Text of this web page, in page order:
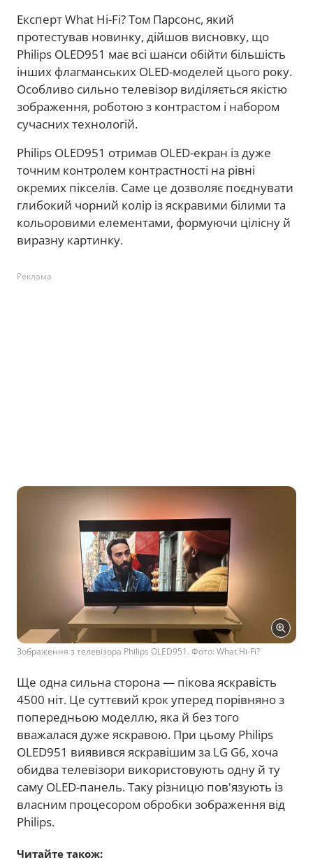
Експерт What Hi-Fi? Том Парсонс, який
протестував новинку, дійшов висновку, що
Philips OLED951 має всі шанси обійти більшість
інших флагманських OLED-моделей цього року.
Особливо сильно телевізор виділяється якістю
зображення, роботою з контрастом і набором
сучасних технологій.
Philips OLED951 отримав OLED-екран із дуже
точним контролем контрастності на рівні
окремих пікселів. Саме це дозволяє поєднувати
глибокий чорний колір із яскравими білими та
кольоровими елементами, формуючи цілісну й
виразну картинку.
Реклама
Зображення з телевізора Philips OLED951. Фото: What Hi-Fi?
Ще одна сильна сторона — пікова яскравість
4500 ніт. Це суттєвий крок уперед порівняно з
попередньою моделлю, яка й без того
вважалася дуже яскравою. При цьому Philips
OLED951 виявився яскравішим за LG G6, хоча
обидва телевізори використовують одну й ту
саму OLED-панель. Таку різницю пов'язують із
власним процесором обробки зображення від
Philips.
Читайте також: